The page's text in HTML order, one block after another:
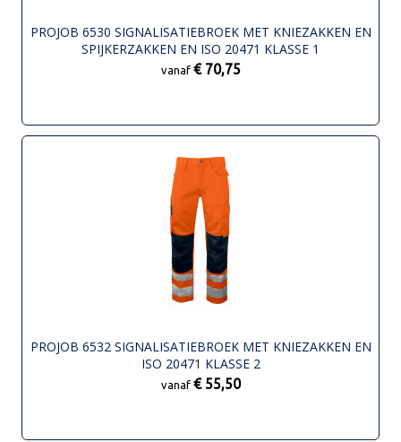
PROJOB 6530 SIGNALISATIEBROEK MET KNIEZAKKEN EN
SPIJKERZAKKEN EN ISO 20471 KLASSE 1
vanaf € 70,75
PROJOB 6532 SIGNALISATIEBROEK MET KNIEZAKKEN EN
ISO 20471 KLASSE 2
vanaf € 55,50